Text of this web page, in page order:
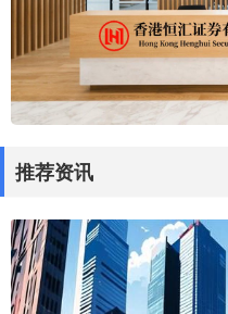
推荐资讯